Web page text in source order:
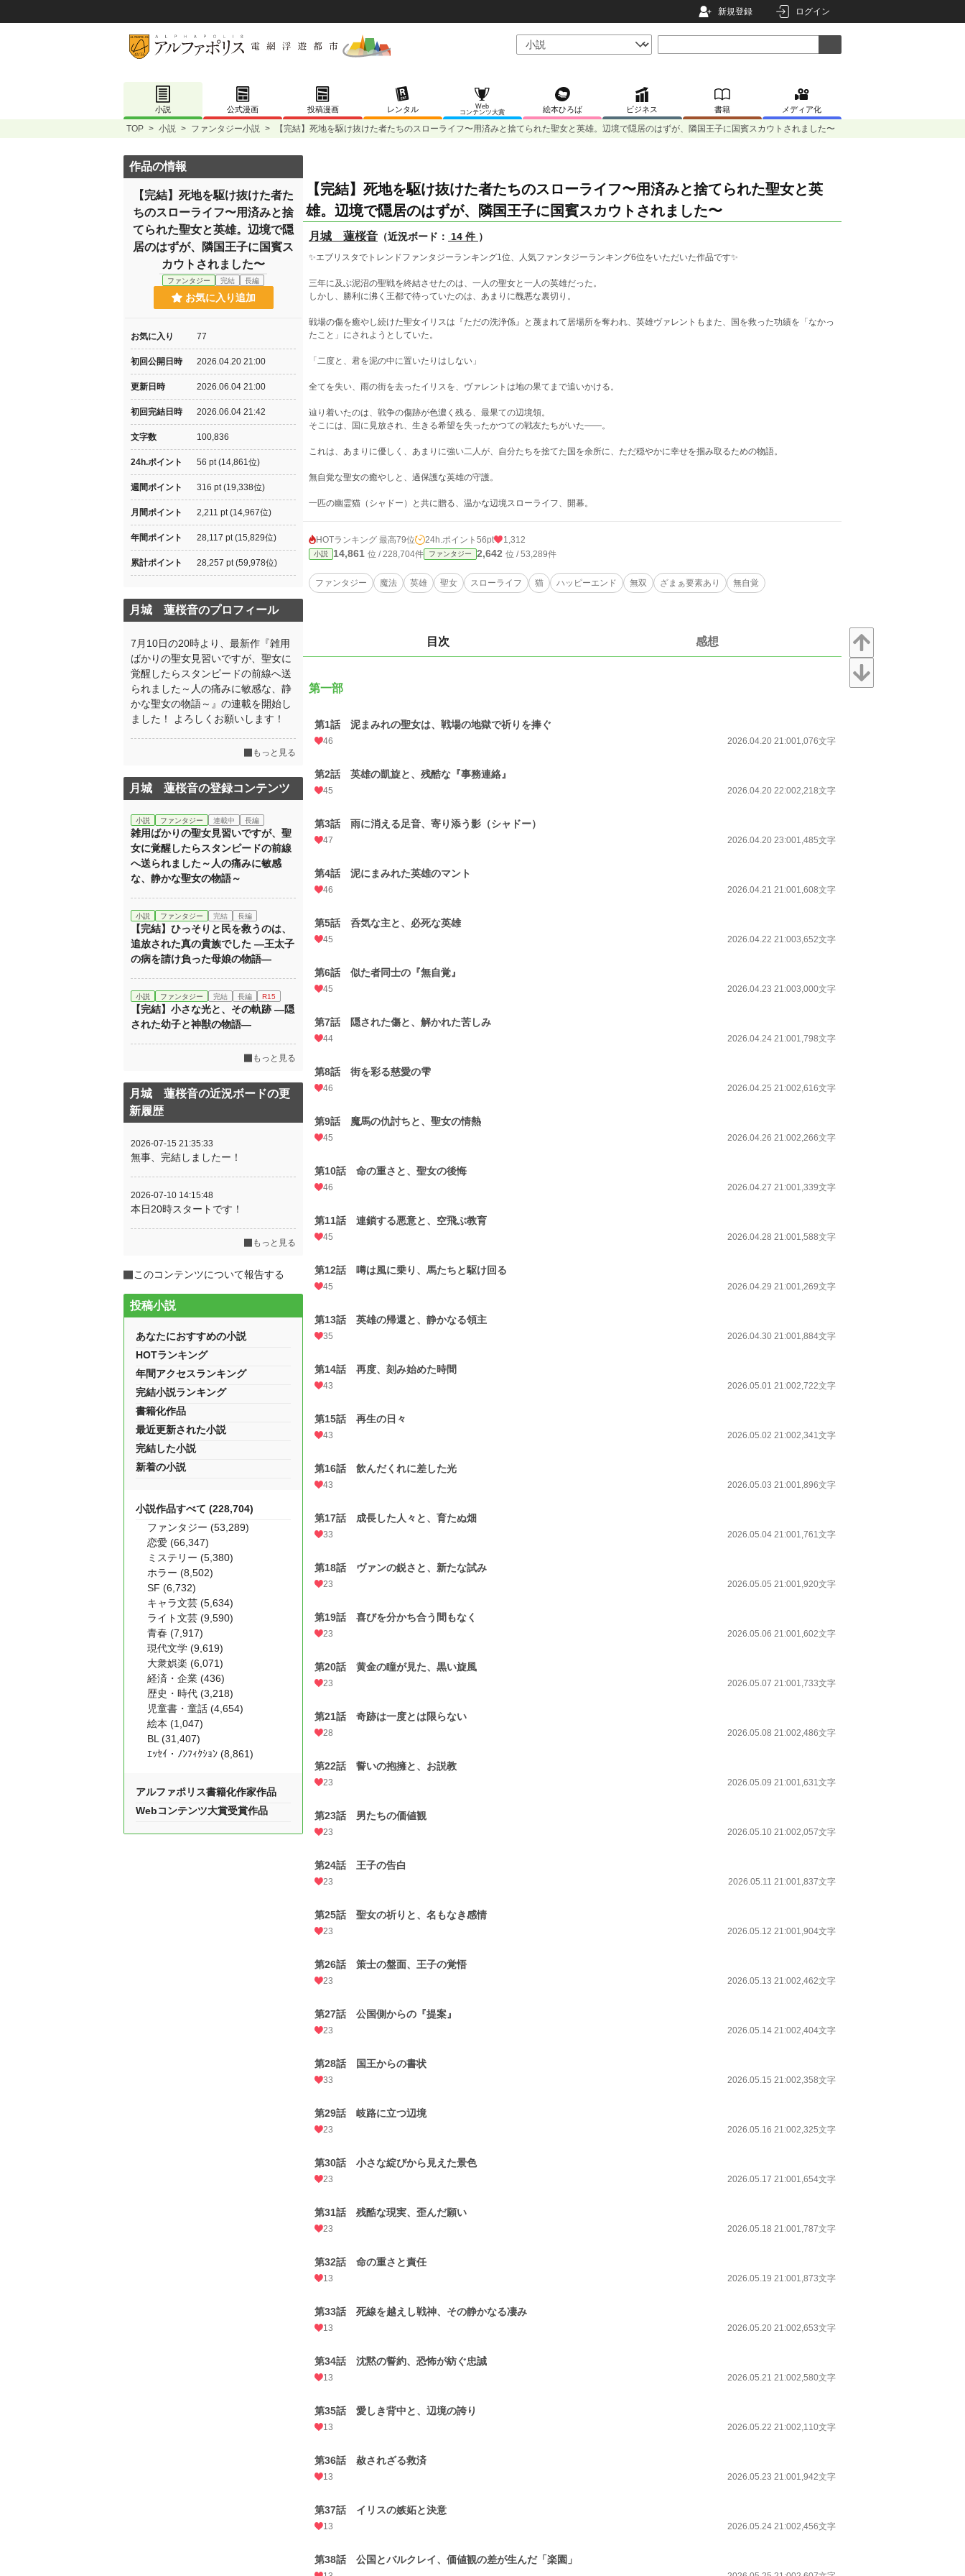
新規登録 ログイン
小説 公式漫画 投稿漫画 レンタル
Web
コンテンツ大賞
絵本ひろば ビジネス 書籍 メディア化
TOP > 小説 > ファンタジー小説 > 【完結】死地を駆け抜けた者たちのスローライフ〜用済みと捨てられた聖女と英雄。辺境で隠居のはずが、隣国王子に国賓スカウトされました〜
【完結】死地を駆け抜けた者たちのスローライフ〜用済みと捨てられた聖女と英
雄。辺境で隠居のはずが、隣国王子に国賓スカウトされました〜
月城 蓮桜音 （近況ボード： 14 件 ）
✨️エブリスタでトレンドファンタジーランキング1位、人気ファンタジーランキング6位をいただいた作品です✨️
三年に及ぶ泥沼の聖戦を終結させたのは、一人の聖女と一人の英雄だった。
しかし、勝利に沸く王都で待っていたのは、あまりに醜悪な裏切り。
戦場の傷を癒やし続けた聖女イリスは『ただの洗浄係』と蔑まれて居場所を奪われ、英雄ヴァレントもまた、国を救った功績を「なかっ
たこと」にされようとしていた。
「二度と、君を泥の中に置いたりはしない」
全てを失い、雨の街を去ったイリスを、ヴァレントは地の果てまで追いかける。
辿り着いたのは、戦争の傷跡が色濃く残る、最果ての辺境領。
そこには、国に見放され、生きる希望を失ったかつての戦友たちがいた――。
これは、あまりに優しく、あまりに強い二人が、自分たちを捨てた国を余所に、ただ穏やかに幸せを掴み取るための物語。
無自覚な聖女の癒やしと、過保護な英雄の守護。
一匹の幽霊猫（シャドー）と共に贈る、温かな辺境スローライフ、開幕。
HOTランキング 最高79位 24h.ポイント 56pt 1,312
小説 14,861 位 / 228,704件 ファンタジー 2,642 位 / 53,289件
ファンタジー 魔法 英雄 聖女 スローライフ 猫 ハッピーエンド 無双 ざまぁ要素あり 無自覚
目次 感想
第一部
第1話 泥まみれの聖女は、戦場の地獄で祈りを捧ぐ
46 2026.04.20 21:001,076文字
第2話 英雄の凱旋と、残酷な『事務連絡』
45 2026.04.20 22:002,218文字
第3話 雨に消える足音、寄り添う影（シャドー）
47 2026.04.20 23:001,485文字
第4話 泥にまみれた英雄のマント
46 2026.04.21 21:001,608文字
第5話 呑気な主と、必死な英雄
45 2026.04.22 21:003,652文字
第6話 似た者同士の『無自覚』
45 2026.04.23 21:003,000文字
第7話 隠された傷と、解かれた苦しみ
44 2026.04.24 21:001,798文字
第8話 街を彩る慈愛の雫
46 2026.04.25 21:002,616文字
第9話 魔馬の仇討ちと、聖女の情熱
45 2026.04.26 21:002,266文字
第10話 命の重さと、聖女の後悔
46 2026.04.27 21:001,339文字
第11話 連鎖する悪意と、空飛ぶ教育
45 2026.04.28 21:001,588文字
第12話 噂は風に乗り、馬たちと駆け回る
45 2026.04.29 21:001,269文字
第13話 英雄の帰還と、静かなる領主
35 2026.04.30 21:001,884文字
第14話 再度、刻み始めた時間
43 2026.05.01 21:002,722文字
第15話 再生の日々
43 2026.05.02 21:002,341文字
第16話 飲んだくれに差した光
43 2026.05.03 21:001,896文字
第17話 成長した人々と、育たぬ畑
33 2026.05.04 21:001,761文字
第18話 ヴァンの鋭さと、新たな試み
23 2026.05.05 21:001,920文字
第19話 喜びを分かち合う間もなく
23 2026.05.06 21:001,602文字
第20話 黄金の瞳が見た、黒い旋風
23 2026.05.07 21:001,733文字
第21話 奇跡は一度とは限らない
28 2026.05.08 21:002,486文字
第22話 誓いの抱擁と、お説教
23 2026.05.09 21:001,631文字
第23話 男たちの価値観
23 2026.05.10 21:002,057文字
第24話 王子の告白
23 2026.05.11 21:001,837文字
第25話 聖女の祈りと、名もなき感情
23 2026.05.12 21:001,904文字
第26話 策士の盤面、王子の覚悟
23 2026.05.13 21:002,462文字
第27話 公国側からの『提案』
23 2026.05.14 21:002,404文字
第28話 国王からの書状
33 2026.05.15 21:002,358文字
第29話 岐路に立つ辺境
23 2026.05.16 21:002,325文字
第30話 小さな綻びから見えた景色
23 2026.05.17 21:001,654文字
第31話 残酷な現実、歪んだ願い
23 2026.05.18 21:001,787文字
第32話 命の重さと責任
13 2026.05.19 21:001,873文字
第33話 死線を越えし戦神、その静かなる凄み
13 2026.05.20 21:002,653文字
第34話 沈黙の誓約、恐怖が紡ぐ忠誠
13 2026.05.21 21:002,580文字
第35話 愛しき背中と、辺境の誇り
13 2026.05.22 21:002,110文字
第36話 赦されざる救済
13 2026.05.23 21:001,942文字
第37話 イリスの嫉妬と決意
13 2026.05.24 21:002,456文字
第38話 公国とバルクレイ、価値観の差が生んだ「楽園」
作品の情報
【完結】死地を駆け抜けた者た
ちのスローライフ〜用済みと捨
てられた聖女と英雄。辺境で隠
居のはずが、隣国王子に国賓ス
カウトされました〜
ファンタジー 完結 長編
お気に入り追加
お気に入り 77
初回公開日時 2026.04.20 21:00
更新日時 2026.06.04 21:00
初回完結日時 2026.06.04 21:42
文字数 100,836
24h.ポイント 56 pt (14,861位)
週間ポイント 316 pt (19,338位)
月間ポイント 2,211 pt (14,967位)
年間ポイント 28,117 pt (15,829位)
累計ポイント 28,257 pt (59,978位)
月城 蓮桜音のプロフィール
7月10日の20時より、最新作『雑用
ばかりの聖女見習いですが、聖女に
覚醒したらスタンピードの前線へ送
られました～人の痛みに敏感な、静
かな聖女の物語～』の連載を開始し
ました！ よろしくお願いします！
もっと見る
月城 蓮桜音の登録コンテンツ
小説 ファンタジー 連載中 長編
雑用ばかりの聖女見習いですが、聖
女に覚醒したらスタンピードの前線
へ送られました～人の痛みに敏感
な、静かな聖女の物語～
小説 ファンタジー 完結 長編
【完結】ひっそりと民を救うのは、
追放された真の貴族でした ―王太子
の病を請け負った母娘の物語―
小説 ファンタジー 完結 長編 R15
【完結】小さな光と、その軌跡 ―隠
された幼子と神獣の物語―
もっと見る
月城 蓮桜音の近況ボードの更
新履歴
2026-07-15 21:35:33
無事、完結しましたー！
2026-07-10 14:15:48
本日20時スタートです！
もっと見る
このコンテンツについて報告する
投稿小説
あなたにおすすめの小説
HOTランキング
年間アクセスランキング
完結小説ランキング
書籍化作品
最近更新された小説
完結した小説
新着の小説
小説作品すべて (228,704)
ファンタジー (53,289)
恋愛 (66,347)
ミステリー (5,380)
ホラー (8,502)
SF (6,732)
キャラ文芸 (5,634)
ライト文芸 (9,590)
青春 (7,917)
現代文学 (9,619)
大衆娯楽 (6,071)
経済・企業 (436)
歴史・時代 (3,218)
児童書・童話 (4,654)
絵本 (1,047)
BL (31,407)
ｴｯｾｲ・ﾉﾝﾌｨｸｼｮﾝ (8,861)
アルファポリス書籍化作家作品
Webコンテンツ大賞受賞作品